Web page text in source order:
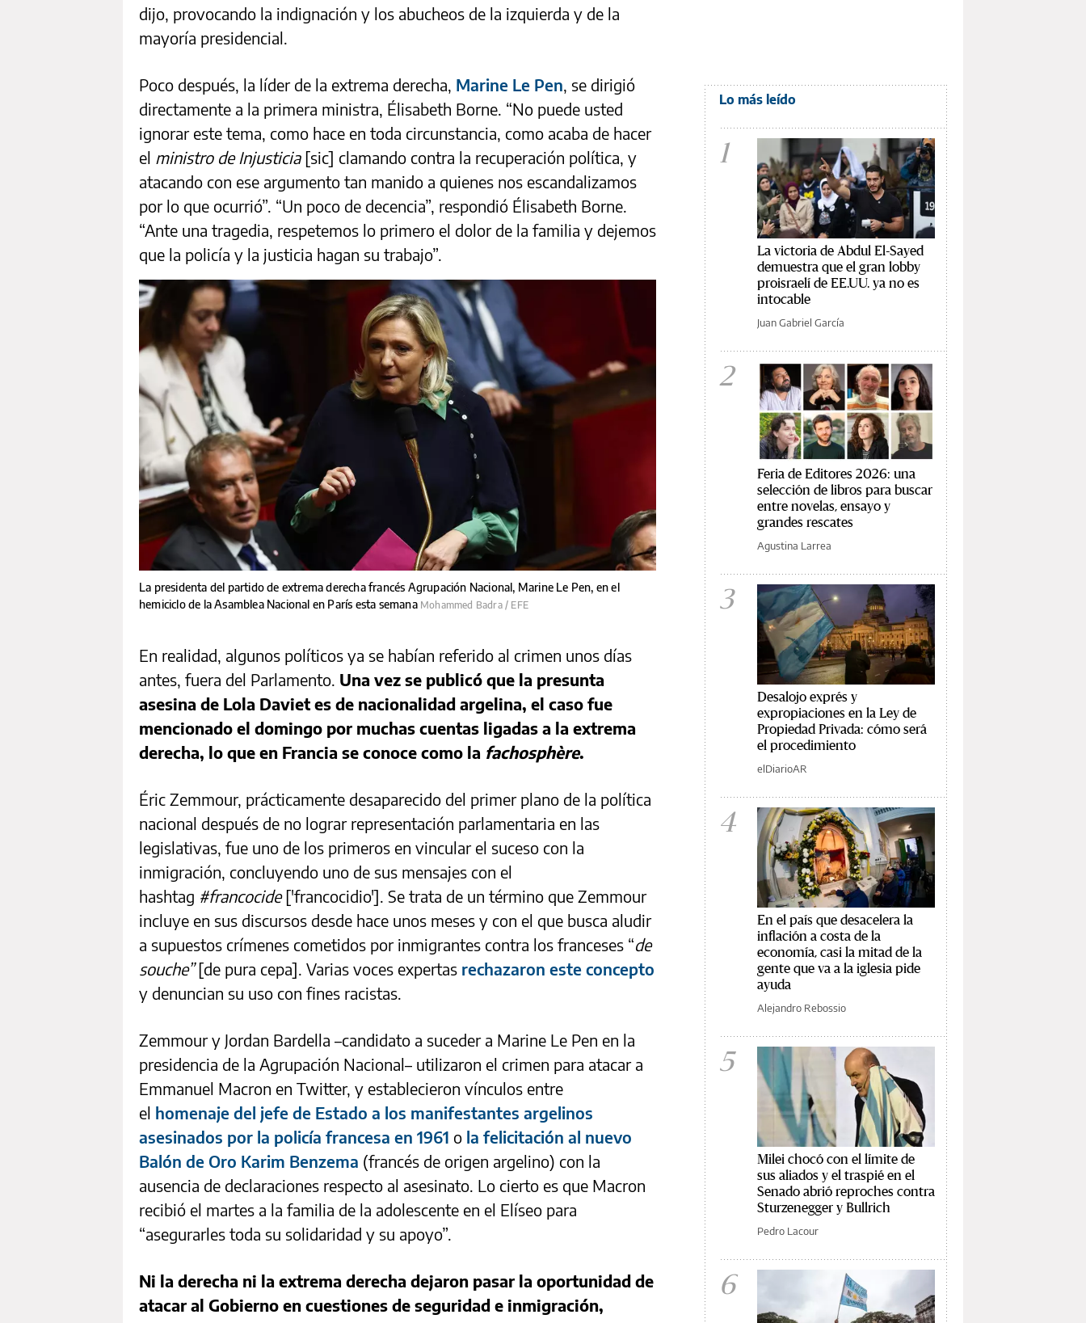
dijo, provocando la indignación y los abucheos de la izquierda y de la
mayoría presidencial.
Poco después, la líder de la extrema derecha, Marine Le Pen, se dirigió
directamente a la primera ministra, Élisabeth Borne. “No puede usted
ignorar este tema, como hace en toda circunstancia, como acaba de hacer
el ministro de Injusticia[sic] clamando contra la recuperación política, y
atacando con ese argumento tan manido a quienes nos escandalizamos
por lo que ocurrió”. “Un poco de decencia”, respondió Élisabeth Borne.
“Ante una tragedia, respetemos lo primero el dolor de la familia y dejemos
que la policía y la justicia hagan su trabajo”.
La presidenta del partido de extrema derecha francés Agrupación Nacional, Marine Le Pen, en el
hemiciclo de la Asamblea Nacional en París esta semana Mohammed Badra / EFE
En realidad, algunos políticos ya se habían referido al crimen unos días
antes, fuera del Parlamento. Una vez se publicó que la presunta
asesina de Lola Daviet es de nacionalidad argelina, el caso fue
mencionado el domingo por muchas cuentas ligadas a la extrema
derecha, lo que en Francia se conoce como la fachosphère.
Éric Zemmour, prácticamente desaparecido del primer plano de la política
nacional después de no lograr representación parlamentaria en las
legislativas, fue uno de los primeros en vincular el suceso con la
inmigración, concluyendo uno de sus mensajes con el
hashtag #francocide['francocidio']. Se trata de un término que Zemmour
incluye en sus discursos desde hace unos meses y con el que busca aludir
a supuestos crímenes cometidos por inmigrantes contra los franceses “de
souche”[de pura cepa]. Varias voces expertas rechazaron este concepto
y denuncian su uso con fines racistas.
Zemmour y Jordan Bardella –candidato a suceder a Marine Le Pen en la
presidencia de la Agrupación Nacional– utilizaron el crimen para atacar a
Emmanuel Macron en Twitter, y establecieron vínculos entre
el homenaje del jefe de Estado a los manifestantes argelinos
asesinados por la policía francesa en 1961 o la felicitación al nuevo
Balón de Oro Karim Benzema (francés de origen argelino) con la
ausencia de declaraciones respecto al asesinato. Lo cierto es que Macron
recibió el martes a la familia de la adolescente en el Elíseo para
“asegurarles toda su solidaridad y su apoyo”.
Ni la derecha ni la extrema derecha dejaron pasar la oportunidad de
atacar al Gobierno en cuestiones de seguridad e inmigración,
Lo más leído
1
La victoria de Abdul El-Sayed
demuestra que el gran lobby
proisraelí de EE.UU. ya no es
intocable
Juan Gabriel García
2
Feria de Editores 2026: una
selección de libros para buscar
entre novelas, ensayo y
grandes rescates
Agustina Larrea
3
Desalojo exprés y
expropiaciones en la Ley de
Propiedad Privada: cómo será
el procedimiento
elDiarioAR
4
En el país que desacelera la
inflación a costa de la
economía, casi la mitad de la
gente que va a la iglesia pide
ayuda
Alejandro Rebossio
5
Milei chocó con el límite de
sus aliados y el traspié en el
Senado abrió reproches contra
Sturzenegger y Bullrich
Pedro Lacour
6